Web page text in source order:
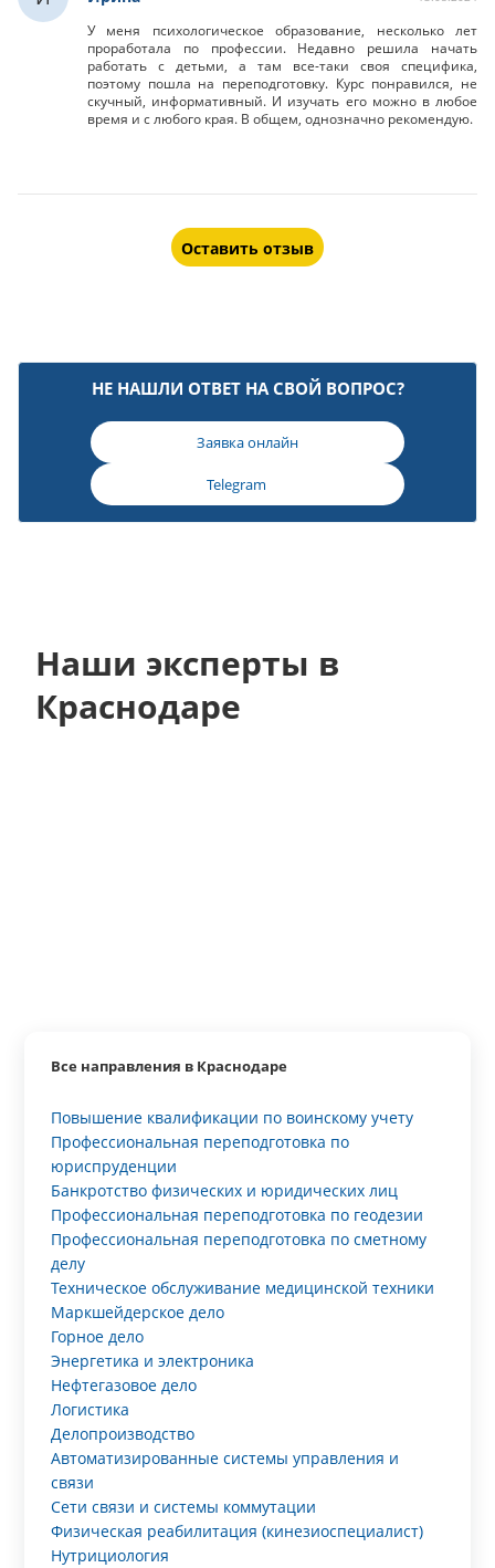
У меня психологическое образование, несколько лет
проработала по профессии. Недавно решила начать
работать с детьми, а там все-таки своя специфика,
поэтому пошла на переподготовку. Курс понравился, не
скучный, информативный. И изучать его можно в любое
время и с любого края. В общем, однозначно рекомендую.
Оставить отзыв
НЕ НАШЛИ ОТВЕТ НА СВОЙ ВОПРОС?
Заявка онлайн
Telegram
Наши эксперты в
Краснодаре
Все направления в Краснодаре
Повышение квалификации по воинскому учету
Профессиональная переподготовка по
юриспруденции
Банкротство физических и юридических лиц
Профессиональная переподготовка по геодезии
Профессиональная переподготовка по сметному
делу
Техническое обслуживание медицинской техники
Маркшейдерское дело
Горное дело
Энергетика и электроника
Нефтегазовое дело
Логистика
Делопроизводство
Автоматизированные системы управления и
связи
Сети связи и системы коммутации
Физическая реабилитация (кинезиоспециалист)
Нутрициология